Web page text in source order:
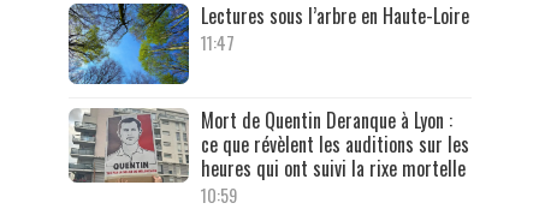
Lectures sous l’arbre en Haute-Loire
11:47
Mort de Quentin Deranque à Lyon :
ce que révèlent les auditions sur les
heures qui ont suivi la rixe mortelle
10:59